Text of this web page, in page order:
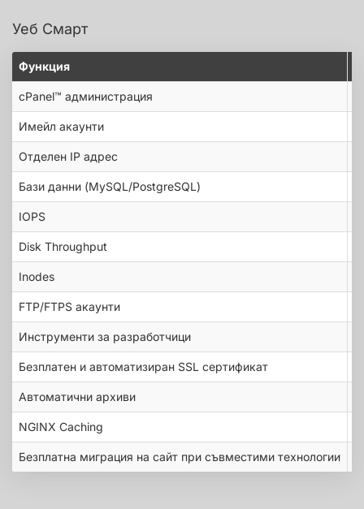
Уеб Смарт
Функция
cPanel™ администрация
Имейл акаунти
Отделен IP адрес
Бази данни (MySQL/PostgreSQL)
IOPS
Disk Throughput
Inodes
FTP/FTPS акаунти
Инструменти за разработчици
Безплатен и автоматизиран SSL сертификат
Автоматични архиви
NGINX Caching
Безплатна миграция на сайт при съвместими технологии